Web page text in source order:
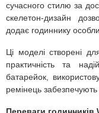
сучасного стилю за
скелетон-дизайн
додає годиннику
Ці моделі створені для
практичність та
батарейок,
ремінець